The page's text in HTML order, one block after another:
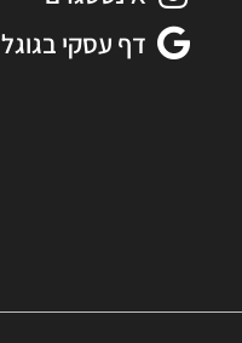
דף עסקי בגוגל